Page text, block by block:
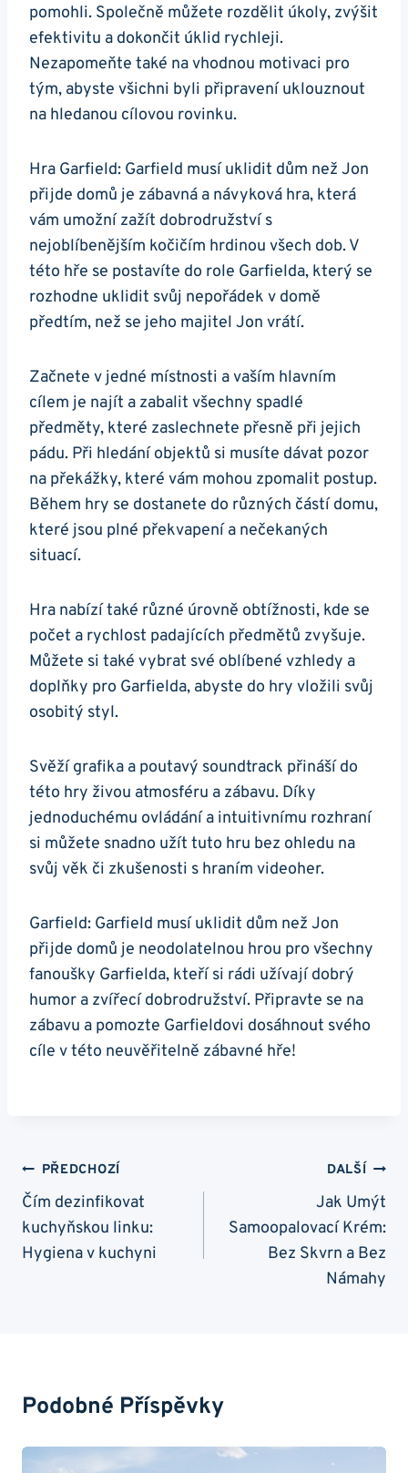
pomohli. Společně můžete rozdělit úkoly, zvýšit
efektivitu a dokončit úklid rychleji.
Nezapomeňte také na vhodnou motivaci pro
tým, abyste všichni byli připravení uklouznout
na hledanou cílovou rovinku.
Hra Garfield: Garfield musí uklidit dům než Jon
přijde domů je zábavná a návyková hra, která
vám umožní zažít dobrodružství s
nejoblíbenějším kočičím hrdinou všech dob. V
této hře se postavíte do role Garfielda, který se
rozhodne uklidit svůj nepořádek v domě
předtím, než se jeho majitel Jon vrátí.
Začnete v jedné místnosti a vaším hlavním
cílem je najít a zabalit všechny spadlé
předměty, které zaslechnete přesně při jejich
pádu. Při hledání objektů si musíte dávat pozor
na překážky, které vám mohou zpomalit postup.
Během hry se dostanete do různých částí domu,
které jsou plné překvapení a nečekaných
situací.
Hra nabízí také různé úrovně obtížnosti, kde se
počet a rychlost padajících předmětů zvyšuje.
Můžete si také vybrat své oblíbené vzhledy a
doplňky pro Garfielda, abyste do hry vložili svůj
osobitý styl.
Svěží grafika a poutavý soundtrack přináší do
této hry živou atmosféru a zábavu. Díky
jednoduchému ovládání a intuitivnímu rozhraní
si můžete snadno užít tuto hru bez ohledu na
svůj věk či zkušenosti s hraním videoher.
Garfield: Garfield musí uklidit dům než Jon
přijde domů je neodolatelnou hrou pro všechny
fanoušky Garfielda, kteří si rádi užívají dobrý
humor a zvířecí dobrodružství. Připravte se na
zábavu a pomozte Garfieldovi dosáhnout svého
cíle v této neuvěřitelně zábavné hře!
Navigace
Pro
Příspěvek
PŘEDCHOZÍ
Čím dezinfikovat
kuchyňskou linku:
Hygiena v kuchyni
DALŠÍ
Jak Umýt
Samoopalovací Krém:
Bez Skvrn a Bez
Námahy
Podobné Příspěvky